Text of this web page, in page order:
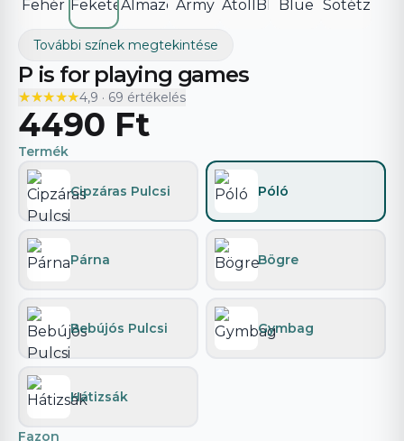
További színek megtekintése
P is for playing games
★★★★★
★★★★★4,9 · 69 értékelés
4490 Ft
Termék
Cipzáras Pulcsi Póló
Párna Bögre
Bebújós Pulcsi Gymbag
Hátizsák
Fazon